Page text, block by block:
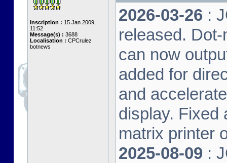
Inscription : 15 Jan 2009,
11:52
Message(s) : 3688
Localisation : CPCrulez
botnews
2026-03-26 :
released.
can now
added for
and
display. Fixed
matrix printer
2025-08-09 :